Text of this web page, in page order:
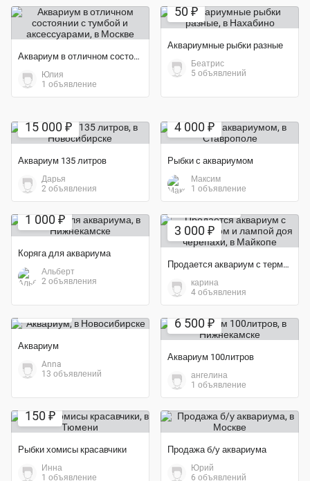
Аквариум в отличном состоянии с тумбой и аксессуарами
Юлия
1 объявление
50 ₽
Аквариумные рыбки разные
Беатрис
5 объявлений
15 000 ₽
Аквариум 135 литров
Дарья
2 объявления
4 000 ₽
Рыбки с аквариумом
Максим
1 объявление
1 000 ₽
Коряга для аквариума
Альберт
2 объявления
3 000 ₽
Продается аквариум с термометром и лампой доя черепахи
карина
4 объявления
Аквариум
Anna
13 объявлений
6 500 ₽
Аквариум 100литров
ангелина
1 объявление
150 ₽
Рыбки хомисы красавчики
Инна
1 объявление
Продажа б/у аквариума
Юрий
6 объявлений